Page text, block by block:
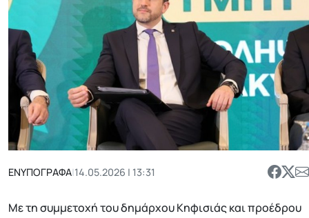
ΕΝΥΠΟΓΡΑΦΑ|14.05.2026 | 13:31
Με τη συμμετοχή του δημάρχου Κηφισιάς και προέδρου